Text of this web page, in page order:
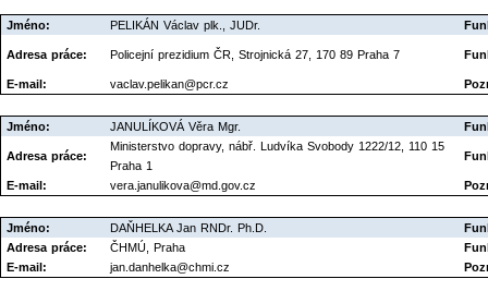
Jméno: PELIKÁN Václav plk., JUDr.
Adresa práce: Policejní prezidium ČR, Strojnická 27, 170 89 Praha 7
E-mail: vaclav.pelikan@pcr.cz
Jméno: JANULÍKOVÁ Věra Mgr.
Adresa práce:
Ministerstvo dopravy, nábř. Ludvíka Svobody 1222/12, 110 15
Praha 1
E-mail: vera.janulikova@md.gov.cz
Jméno: DAŇHELKA Jan RNDr. Ph.D.
Adresa práce:
ČHMÚ, Praha
E-mail:
jan.danhelka@chmi.cz